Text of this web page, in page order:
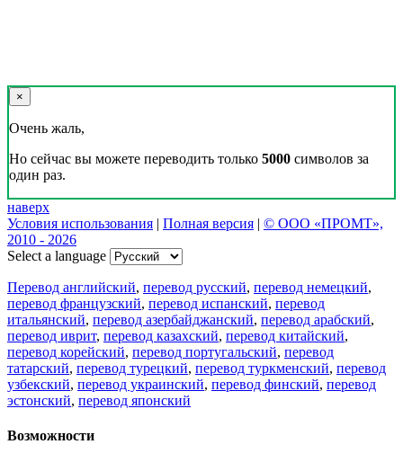
×
Очень жаль,
Но сейчас вы можете переводить только 5000 символов за
один раз.
наверх
Условия использования | Полная версия | © ООО «ПРОМТ»,
2010 - 2026
Select a language
Перевод английский, перевод русский, перевод немецкий,
перевод французский, перевод испанский, перевод
итальянский, перевод азербайджанский, перевод арабский,
перевод иврит, перевод казахский, перевод китайский,
перевод корейский, перевод португальский, перевод
татарский, перевод турецкий, перевод туркменский, перевод
узбекский, перевод украинский, перевод финский, перевод
эстонский, перевод японский
Возможности